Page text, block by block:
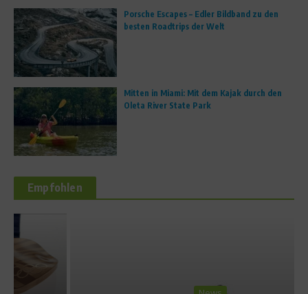
Porsche Escapes – Edler Bildband zu den
besten Roadtrips der Welt
Mitten in Miami: Mit dem Kajak durch den
Oleta River State Park
Empfohlen